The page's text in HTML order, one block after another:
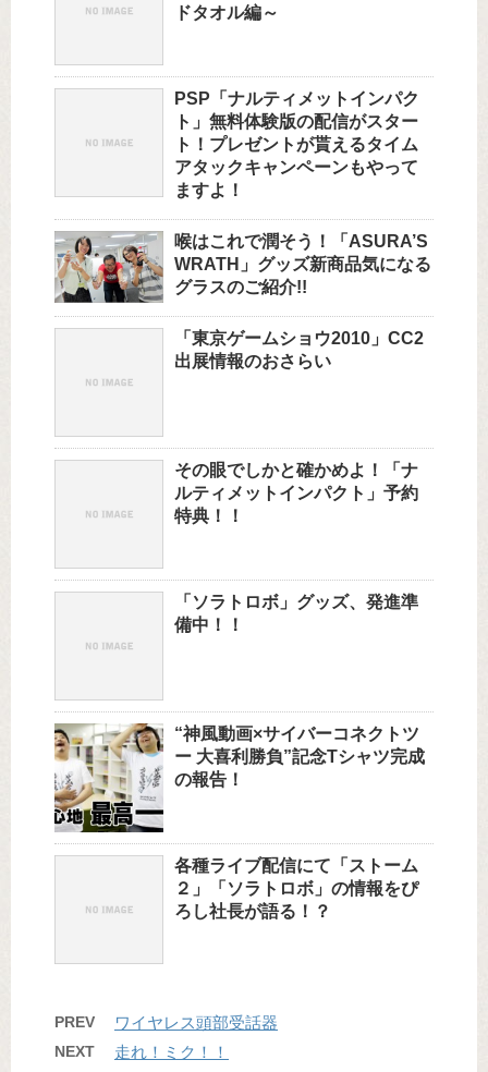
ドタオル編～
PSP「ナルティメットインパク
ト」無料体験版の配信がスター
ト！プレゼントが貰えるタイム
アタックキャンペーンもやって
ますよ！
喉はこれで潤そう！「ASURA’S
WRATH」グッズ新商品気になる
グラスのご紹介!!
「東京ゲームショウ2010」CC2
出展情報のおさらい
その眼でしかと確かめよ！「ナ
ルティメットインパクト」予約
特典！！
「ソラトロボ」グッズ、発進準
備中！！
“神風動画×サイバーコネクトツ
ー 大喜利勝負”記念Tシャツ完成
の報告！
各種ライブ配信にて「ストーム
２」「ソラトロボ」の情報をぴ
ろし社長が語る！？
PREV ワイヤレス頭部受話器
NEXT 走れ！ミク！！